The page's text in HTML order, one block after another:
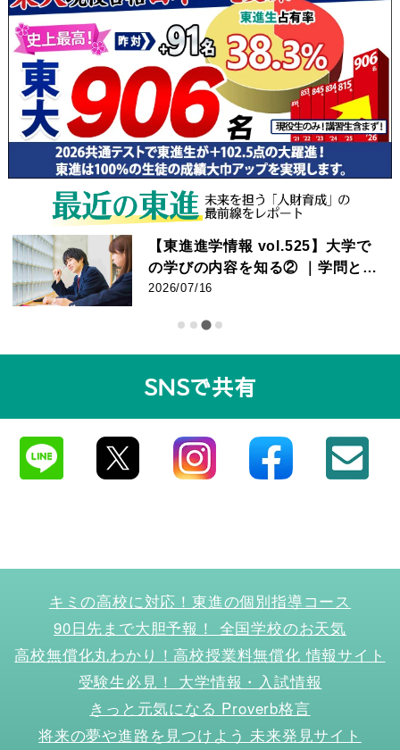
【東進進学情報 vol.525】大学で
の学びの内容を知る② ｜学問とし
てのスポーツに迫る! ｜競技力向
で。早稲田大・同志社大へのイン
タビュー
2026/07/16
SNSで共有
キミの高校に対応！東進の個別指導コース
90日先まで大胆予報！ 全国学校のお天気
高校無償化丸わかり！高校授業料無償化 情報サイト
受験生必見！ 大学情報・入試情報
きっと元気になる Proverb格言
将来の夢や進路を見つけよう 未来発見サイト